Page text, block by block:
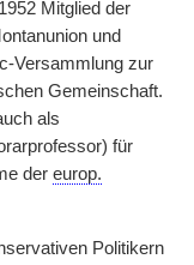
Mitglied der
und
Versammlung zur
Gemeinschaft.
als
für
der europ.
Politikern